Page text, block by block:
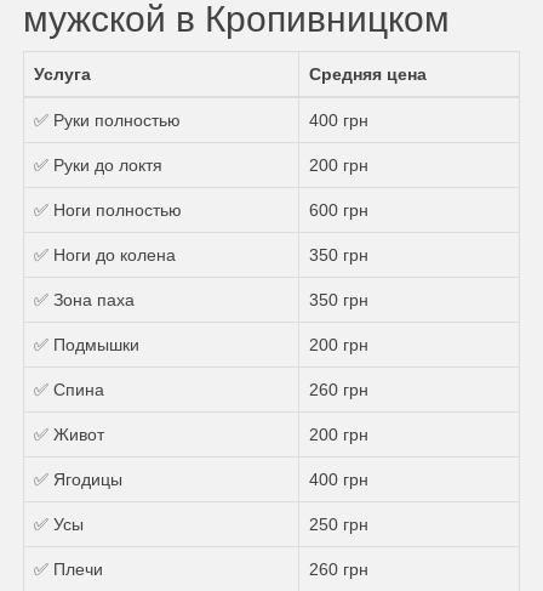
мужской в Кропивницком
Услуга Средняя цена
✅ Руки полностью 400 грн
✅ Руки до локтя 200 грн
✅ Ноги полностью 600 грн
✅ Ноги до колена 350 грн
✅ Зона паха 350 грн
✅ Подмышки 200 грн
✅ Спина 260 грн
✅ Живот 200 грн
✅ Ягодицы 400 грн
✅ Усы 250 грн
✅ Плечи 260 грн